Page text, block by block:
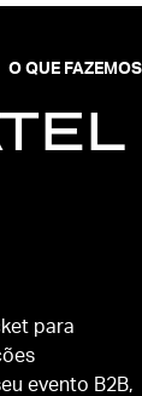
O QUE FAZEMOS
para
evento B2B,